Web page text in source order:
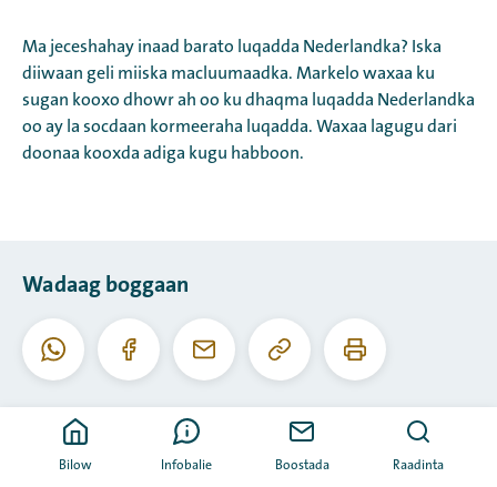
Bilow Infobalie Boostada Raadinta
Ma jeceshahay inaad barato luqadda Nederlandka? Iska
diiwaan geli miiska macluumaadka. Markelo waxaa ku
sugan kooxo dhowr ah oo ku dhaqma luqadda Nederlandka
oo ay la socdaan kormeeraha luqadda. Waxaa lagugu dari
doonaa kooxda adiga kugu habboon.
Wadaag boggaan
WhatsappFacebookI-
Koobiyee
URL-
Daabac
boggaan